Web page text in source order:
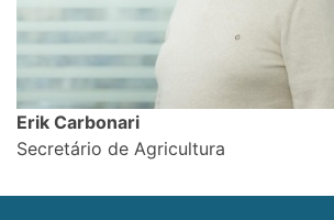
Erik Carbonari
Secretário de Agricultura